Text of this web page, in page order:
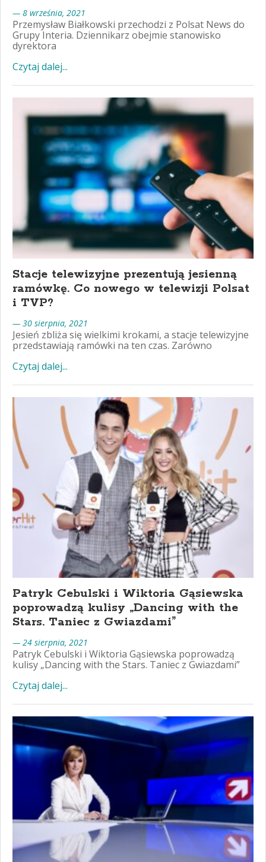
— 8 września, 2021
Przemysław Białkowski przechodzi z Polsat News do
Grupy Interia. Dziennikarz obejmie stanowisko
dyrektora
Czytaj dalej...
Stacje telewizyjne prezentują jesienną
ramówkę. Co nowego w telewizji Polsat
i TVP?
— 30 sierpnia, 2021
Jesień zbliża się wielkimi krokami, a stacje telewizyjne
przedstawiają ramówki na ten czas. Zarówno
Czytaj dalej...
Patryk Cebulski i Wiktoria Gąsiewska
poprowadzą kulisy „Dancing with the
Stars. Taniec z Gwiazdami”
— 24 sierpnia, 2021
Patryk Cebulski i Wiktoria Gąsiewska poprowadzą
kulisy „Dancing with the Stars. Taniec z Gwiazdami”
Czytaj dalej...